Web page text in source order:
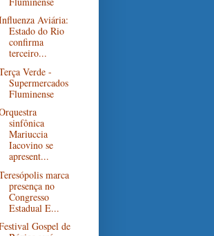
Aviária:
Estado do Rio
confirma
terceiro...
Verde -
Supermercados
Fluminense
sinfônica
Mariuccia
Iacovino se
apresent...
marca
presença no
Congresso
Estadual E...
Gospel de